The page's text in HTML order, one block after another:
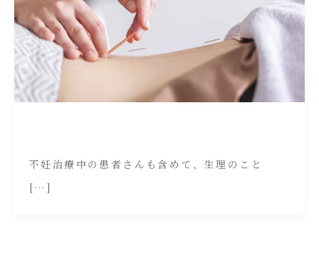
不妊治療中の患者さんも含めて、生理のこと
[…]